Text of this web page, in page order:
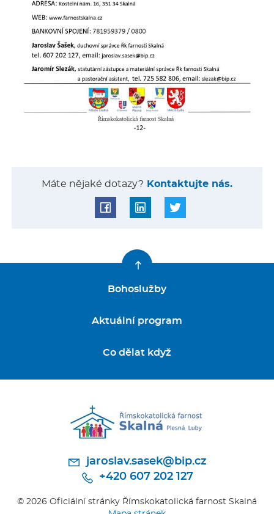
Máte nějaké dotazy? Kontaktujte nás.
Bohoslužby
Aktuální program
Co dělat když
jaroslav.sasek@bip.cz
+420 607 202 127
© 2026 Oficiální stránky Římskokatolická farnost Skalná